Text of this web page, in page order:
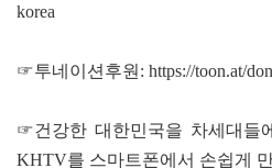
korea
☞투네이션후원: https://toon.at/
☞건강한 대한민국을 차세대들
KHTV를 스마트폰에서 손쉽게